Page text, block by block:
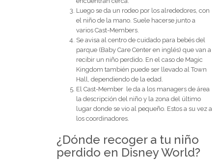
Luego se da un rodeo por los alrededores, con
el niño de la mano. Suele hacerse junto a
varios Cast-Members.
Se avisa al centro de cuidado para bebés del
parque (Baby Care Center en inglés) que van a
recibir un niño perdido. En el caso de Magic
Kingdom también puede ser llevado al Town
Hall, dependiendo de la edad.
El Cast-Member le da a los managers de área
la descripción del niño y la zona del último
lugar donde se vio al pequeño. Estos a su vez a
los coordinadores.
¿Dónde recoger a tu niño
perdido en Disney World?